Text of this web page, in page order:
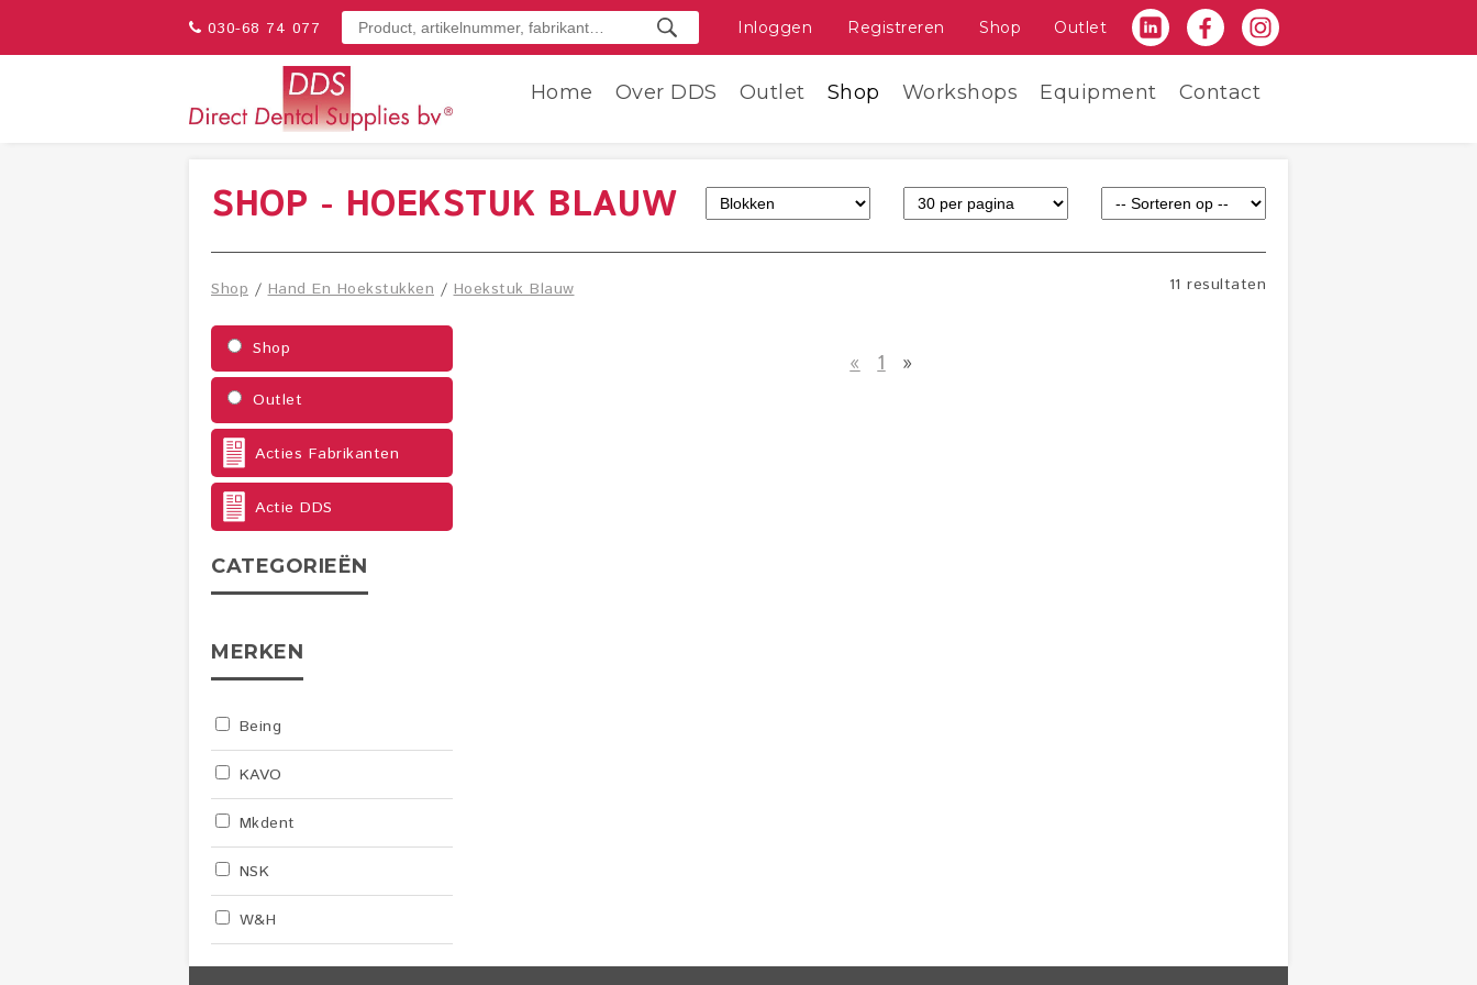
030-68 74 077 Inloggen Registreren Shop Outlet
Home Over DDS Outlet Shop Workshops Equipment Contact
SHOP - HOEKSTUK BLAUW
11 resultaten
Shop /Hand En Hoekstukken /Hoekstuk Blauw
Shop
Outlet
Acties Fabrikanten
Actie DDS
CATEGORIEËN
MERKEN
Being
KAVO
Mkdent
NSK
W&H
« 1 »